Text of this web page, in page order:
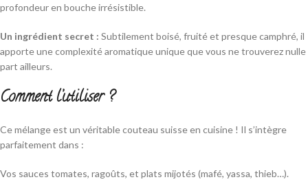
profondeur en bouche irrésistible.
Un ingrédient secret : Subtilement boisé, fruité et presque camphré, il
apporte une complexité aromatique unique que vous ne trouverez nulle
part ailleurs.
Comment l’utiliser ?
Ce mélange est un véritable couteau suisse en cuisine ! Il s’intègre
parfaitement dans :
Vos sauces tomates, ragoûts, et plats mijotés (mafé, yassa, thieb…).